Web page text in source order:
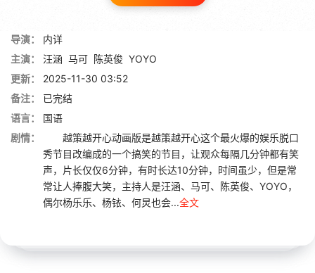
导演：
内详
主演：
汪涵 马可 陈英俊 YOYO
更新：
2025-11-30 03:52
备注：
已完结
语言：
国语
剧情：
越策越开心动画版是越策越开心这个最火爆的娱乐脱口
秀节目改编成的一个搞笑的节目，让观众每隔几分钟都有笑
声，片长仅仅6分钟，有时长达10分钟，时间虽少，但是常
常让人捧腹大笑，主持人是汪涵、马可、陈英俊、YOYO，
偶尔杨乐乐、杨铱、何炅也会...全文